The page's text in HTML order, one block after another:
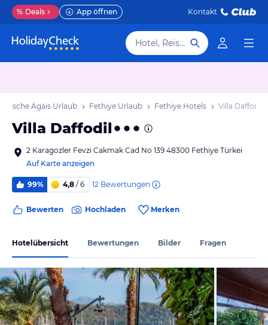
% Deals App öffnen Kontakt
Hotel, Reiseziel
Ägäis Urlaub Fethiye Urlaub Fethiye Hotels Villa Daffodil
Villa Daffodil
2 Karagozler Fevzi Cakmak Cad No 139 48300 Fethiye Türkei
Auf Karte anzeigen
99% 4,8 / 6 12 Bewertungen
Bewerten Hochladen Merken
Hotelübersicht Bewertungen Bilder Fragen